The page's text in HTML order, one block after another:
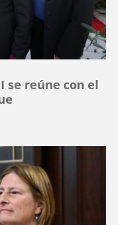
se reúne con el